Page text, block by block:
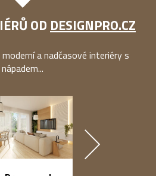
OD DESIGNPRO.CZ
a nadčasové interiéry s
nápadem...